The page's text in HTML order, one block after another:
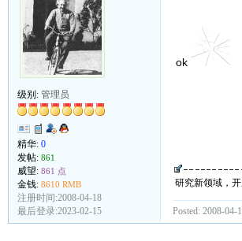
级别: 管理员
精华: 0
发帖: 861
威望: 861 点
金钱: 8610 RMB
注册时间:2008-04-18
最后登录:2023-02-15
ok
研究新领域，
Posted: 2008-04-